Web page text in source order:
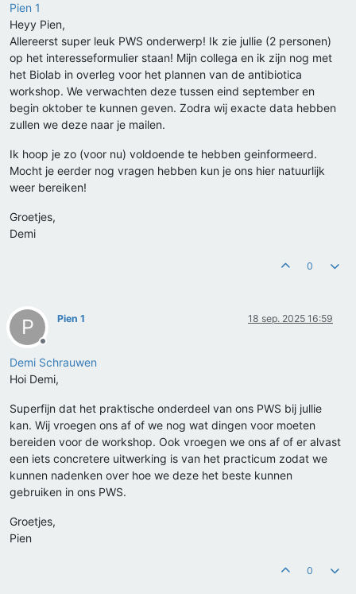
Pien 1
Heyy Pien,
Allereerst super leuk PWS onderwerp! Ik zie jullie (2 personen)
op het interesseformulier staan! Mijn collega en ik zijn nog met
het Biolab in overleg voor het plannen van de antibiotica
workshop. We verwachten deze tussen eind september en
begin oktober te kunnen geven. Zodra wij exacte data hebben
zullen we deze naar je mailen.
Ik hoop je zo (voor nu) voldoende te hebben geinformeerd.
Mocht je eerder nog vragen hebben kun je ons hier natuurlijk
weer bereiken!
Groetjes,
Demi
0
P
Offline
Pien 1 18 sep. 2025 16:59
Demi Schrauwen
Hoi Demi,
Superfijn dat het praktische onderdeel van ons PWS bij jullie
kan. Wij vroegen ons af of we nog wat dingen voor moeten
bereiden voor de workshop. Ook vroegen we ons af of er alvast
een iets concretere uitwerking is van het practicum zodat we
kunnen nadenken over hoe we deze het beste kunnen
gebruiken in ons PWS.
Groetjes,
Pien
0